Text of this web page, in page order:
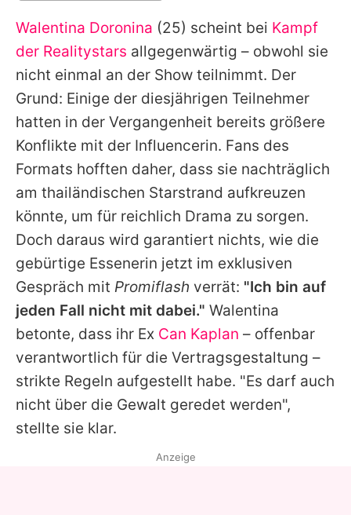
Alle Themen auf Promiflash
Jobs
App runterladen
Team
Redaktionelle Richtlinien
Impressum
Datenschutzerklärung
Nutzungsbedingungen
Utiq verwalten
Walentina Doronina (25) scheint bei Kampf
der Realitystars allgegenwärtig – obwohl sie
nicht einmal an der Show teilnimmt. Der
Grund: Einige der diesjährigen Teilnehmer
hatten in der Vergangenheit bereits größere
Konflikte mit der Influencerin. Fans des
Formats hofften daher, dass sie nachträglich
am thailändischen Starstrand aufkreuzen
könnte, um für reichlich Drama zu sorgen.
Doch daraus wird garantiert nichts, wie die
gebürtige Essenerin jetzt im exklusiven
Gespräch mit Promiflash verrät: "Ich bin auf
jeden Fall nicht mit dabei." Walentina
betonte, dass ihr Ex Can Kaplan – offenbar
verantwortlich für die Vertragsgestaltung –
strikte Regeln aufgestellt habe. "Es darf auch
nicht über die Gewalt geredet werden",
stellte sie klar.
Anzeige